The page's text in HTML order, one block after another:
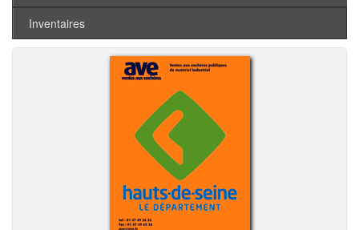
Inventaires